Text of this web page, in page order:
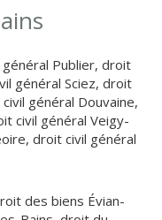
Publier, droit
général Sciez, droit
général Douvaine,
civil général Veigy-
, droit civil général
des biens Évian-